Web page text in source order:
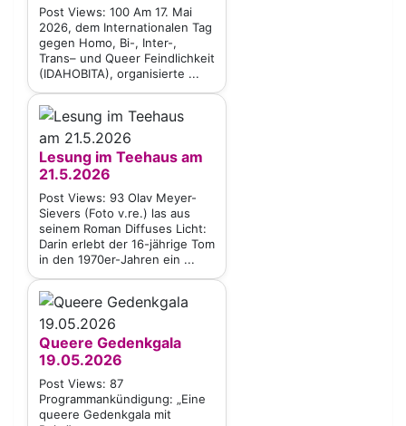
Post Views: 100 Am 17. Mai
2026, dem Internationalen Tag
gegen Homo, Bi-, Inter-,
Trans– und Queer Feindlichkeit
(IDAHOBITA), organisierte ...
Lesung im Teehaus am
21.5.2026
Post Views: 93 Olav Meyer-
Sievers (Foto v.re.) las aus
seinem Roman Diffuses Licht:
Darin erlebt der 16-jährige Tom
in den 1970er-Jahren ein ...
Queere Gedenkgala
19.05.2026
Post Views: 87
Programmankündigung: „Eine
queere Gedenkgala mit